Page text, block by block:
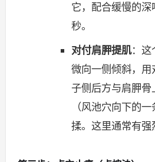
它，配合缓慢的
秒。
对付肩胛提肌：这
微向一侧倾斜，
子侧后方与肩胛
（风池穴向下的
揉。这里通常有强